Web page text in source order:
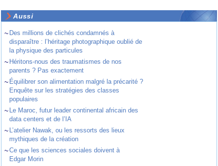
Aussi
~ Des millions de clichés condamnés à
disparaître : l’héritage photographique oublié de
la physique des particules
~ Héritons-nous des traumatismes de nos
parents ? Pas exactement
~ Équilibrer son alimentation malgré la précarité ?
Enquête sur les stratégies des classes
populaires
~ Le Maroc, futur leader continental africain des
data centers et de l’IA
~ L’atelier Nawak, ou les ressorts des lieux
mythiques de la création
~Ce que les sciences sociales doivent à
Edgar Morin